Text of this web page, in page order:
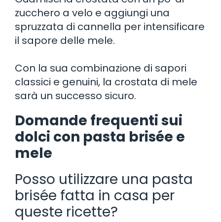
zucchero a velo e aggiungi una
spruzzata di cannella per intensificare
il sapore delle mele.
Con la sua combinazione di sapori
classici e genuini, la crostata di mele
sarà un successo sicuro.
Domande frequenti sui
dolci con pasta brisée e
mele
Posso utilizzare una pasta
brisée fatta in casa per
queste ricette?